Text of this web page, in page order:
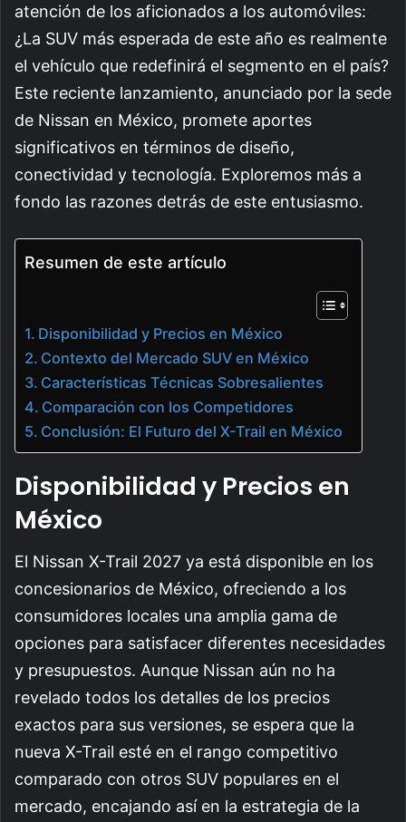
atención de los aficionados a los automóviles:
¿La SUV más esperada de este año es realmente
el vehículo que redefinirá el segmento en el país?
Este reciente lanzamiento, anunciado por la sede
de Nissan en México, promete aportes
significativos en términos de diseño,
conectividad y tecnología. Exploremos más a
fondo las razones detrás de este entusiasmo.
Resumen de este artículo
Disponibilidad y Precios en México
Contexto del Mercado SUV en México
Características Técnicas Sobresalientes
Comparación con los Competidores
Conclusión: El Futuro del X-Trail en México
Disponibilidad y Precios en
México
El Nissan X-Trail 2027 ya está disponible en los
concesionarios de México, ofreciendo a los
consumidores locales una amplia gama de
opciones para satisfacer diferentes necesidades
y presupuestos. Aunque Nissan aún no ha
revelado todos los detalles de los precios
exactos para sus versiones, se espera que la
nueva X-Trail esté en el rango competitivo
comparado con otros SUV populares en el
mercado, encajando así en la estrategia de la